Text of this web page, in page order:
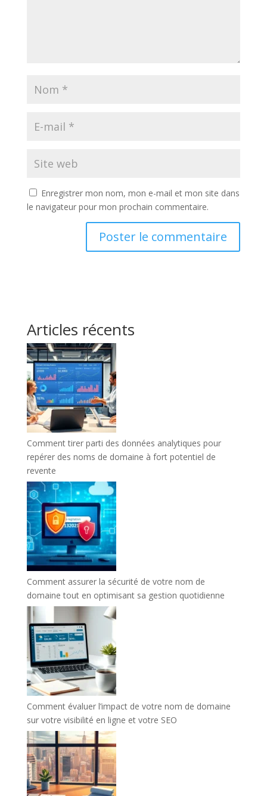
Enregistrer mon nom, mon e-mail et mon site dans
le navigateur pour mon prochain commentaire.
Articles récents
Comment tirer parti des données analytiques pour
repérer des noms de domaine à fort potentiel de
revente
Comment assurer la sécurité de votre nom de
domaine tout en optimisant sa gestion quotidienne
Comment évaluer l’impact de votre nom de domaine
sur votre visibilité en ligne et votre SEO